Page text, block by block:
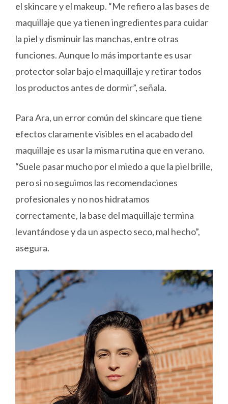
el skincare y el makeup. “Me refiero a las bases de
maquillaje que ya tienen ingredientes para cuidar
la piel y disminuir las manchas, entre otras
funciones. Aunque lo más importante es usar
protector solar bajo el maquillaje y retirar todos
los productos antes de dormir”, señala.
Para Ara, un error común del skincare que tiene
efectos claramente visibles en el acabado del
maquillaje es usar la misma rutina que en verano.
“Suele pasar mucho por el miedo a que la piel brille,
pero si no seguimos las recomendaciones
profesionales y no nos hidratamos
correctamente, la base del maquillaje termina
levantándose y da un aspecto seco, mal hecho”,
asegura.